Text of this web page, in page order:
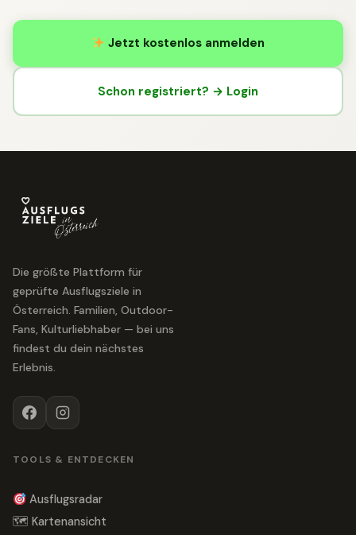
Jetzt kostenlos anmelden
Schon registriert? → Login
Die größte Plattform für
geprüfte Ausflugsziele in
Österreich. Familien, Outdoor-
Fans, Kulturliebhaber — bei uns
findest du dein nächstes
Erlebnis.
TOOLS & ENTDECKEN
Ausflugsradar
🗺 Kartenansicht